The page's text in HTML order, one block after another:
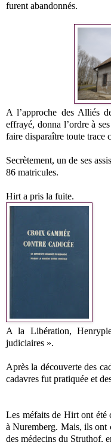
furent abandonnés.
A l’approche des Alliés
effrayé, donna l’ordre à
faire disparaître toute trace
Secrètement, un de ses
86 matricules.
Hirt a pris la fuite.
A la Libération,
judiciaires ».
Après la découverte des
cadavres fut pratiquée et
Les méfaits de Hirt ont été
à Nuremberg. Mais, ils ont
des médecins du Struthof,